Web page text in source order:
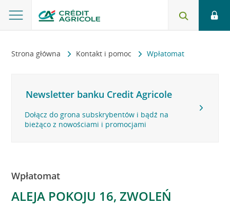
Strona główna Kontakt i pomoc Wpłatomat
Newsletter banku Credit Agricole
Dołącz do grona subskrybentów i bądź na
bieżąco z nowościami i promocjami
Wpłatomat
ALEJA POKOJU 16, ZWOLEŃ